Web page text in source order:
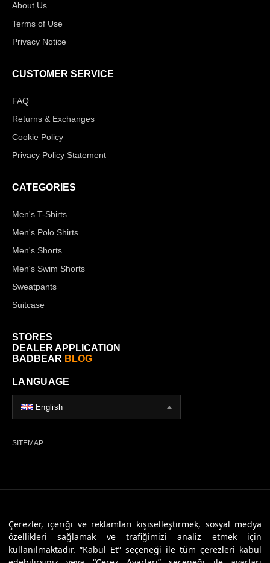
Çerezler, içeriği ve reklamları kişiselleştirmek, sosyal medya
özellikleri sağlamak ve trafiğimizi analiz etmek için
kullanılmaktadır. “Kabul Et” seçeneği ile tüm çerezleri kabul
About Us
Terms of Use
Privacy Notice
CUSTOMER SERVICE
FAQ
Returns & Exchanges
Cookie Policy
Privacy Policy Statement
CATEGORIES
Men's T-Shirts
Men's Polo Shirts
Men's Shorts
Men's Swim Shorts
Sweatpants
Suitcase
STORES
DEALER APPLICATION
BADBEAR BLOG
LANGUAGE
English
SITEMAP